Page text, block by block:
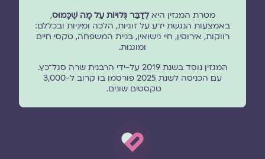
מטרת המגזין היאלְדַבֵּר גְּלוּיוֹת עַל מָה שֶׁכָּמוּס,
באמצעות הנגשת ידע על זוגיות, הלכה ומיניות ובכללם:
רווקות, אירוסין, חיי נישואין, בניית המשפחה, טקסי חיים
ומוגנוּת.
המגזין נוסד בשנת 2019 על-ידי הרבנית שרה סגל־כץ.
עם הכניסה לשנת 2025 פורסמו בו קרוב ל-3,000
טקסטים שונים.